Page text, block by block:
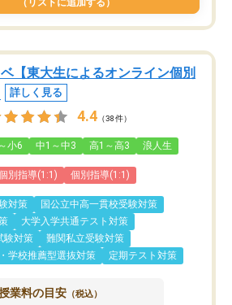
ベ【東大生によるオンライン個別
詳しく見る
4.4 （38件）
小6 中1～中3 高1～高3 浪人生
別指導(1:1) 個別指導(1:1)
対策
国公立中高一貫校受験対策
大学入学共通テスト対策
験対策
難関私立受験対策
学校推薦型選抜対策
定期テスト対策
業料の目安 （税込）